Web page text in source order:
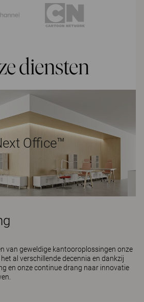
diensten
Office™
van geweldige kantooroplossingen onze
al verschillende decennia en dankzij
en onze continue drang naar innovatie